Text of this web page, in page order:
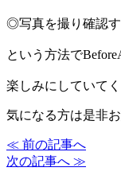
◎写真を撮り確認
という方法で
楽しみにしていて
気になる方は是非
≪ 前の記事へ
次の記事へ ≫